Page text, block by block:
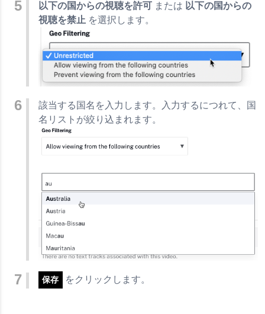
以下の国からの視聴を許可 または 以下の国からの
視聴を禁止 を選択します。
該当する国名を入力します。入力するにつれて、国
名リストが絞り込まれます。
保存 をクリックします。